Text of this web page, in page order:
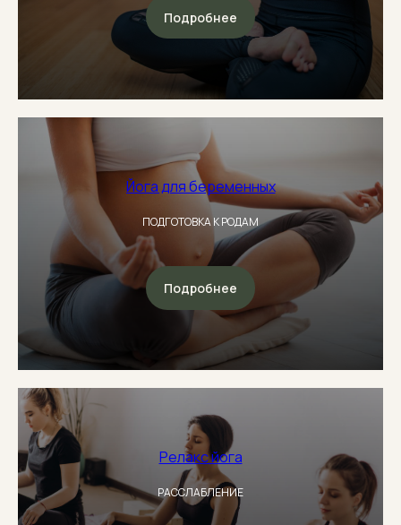
Подробнее
Йога для беременных
ПОДГОТОВКА К РОДАМ
Подробнее
Релакс йога
РАССЛАБЛЕНИЕ